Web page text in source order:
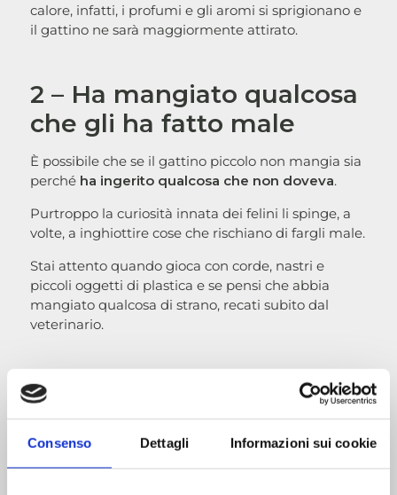
Consenso Dettagli Informazioni sui cookie
calore, infatti, i profumi e gli aromi si sprigionano e
il gattino ne sarà maggiormente attirato.
2 – Ha mangiato qualcosa
che gli ha fatto male
È possibile che se il gattino piccolo non mangia sia
perché ha ingerito qualcosa che non doveva.
Purtroppo la curiosità innata dei felini li spinge, a
volte, a inghiottire cose che rischiano di fargli male.
Stai attento quando gioca con corde, nastri e
piccoli oggetti di plastica e se pensi che abbia
mangiato qualcosa di strano, recati subito dal
veterinario.
3 – Potrebbe non sentirsi
a suo agio
animali molto sensibili ed
emotivie spesso il non mangiare è il segnale di un